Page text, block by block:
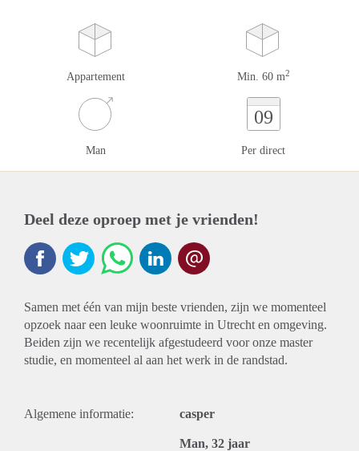
Appartement Min. 60 m2
Man
09
Per direct
Deel deze oproep met je vrienden!
Samen met één van mijn beste vrienden, zijn we momenteel
opzoek naar een leuke woonruimte in Utrecht en omgeving.
Beiden zijn we recentelijk afgestudeerd voor onze master
studie, en momenteel al aan het werk in de randstad.
Algemene informatie: casper
Man, 32 jaar